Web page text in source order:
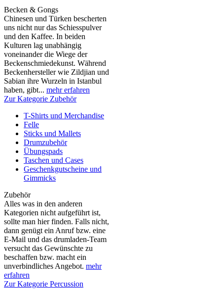
Becken & Gongs
Chinesen und Türken bescherten
uns nicht nur das Schiesspulver
und den Kaffee. In beiden
Kulturen lag unabhängig
voneinander die Wiege der
Beckenschmiedekunst. Während
Beckenhersteller wie Zildjian und
Sabian ihre Wurzeln in Istanbul
haben, gibt... mehr erfahren
Zur Kategorie Zubehör
T-Shirts und Merchandise
Felle
Sticks und Mallets
Drumzubehör
Übungspads
Taschen und Cases
Geschenkgutscheine und
Gimmicks
Zubehör
Alles was in den anderen
Kategorien nicht aufgeführt ist,
sollte man hier finden. Falls nicht,
dann genügt ein Anruf bzw. eine
E-Mail und das drumladen-Team
versucht das Gewünschte zu
beschaffen bzw. macht ein
unverbindliches Angebot. mehr
erfahren
Zur Kategorie Percussion